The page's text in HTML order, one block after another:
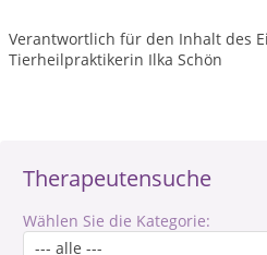
Therapeutensuche
Wählen Sie die Kategorie:
Verantwortlich für den Inhalt des
Tierheilpraktikerin Ilka Schön